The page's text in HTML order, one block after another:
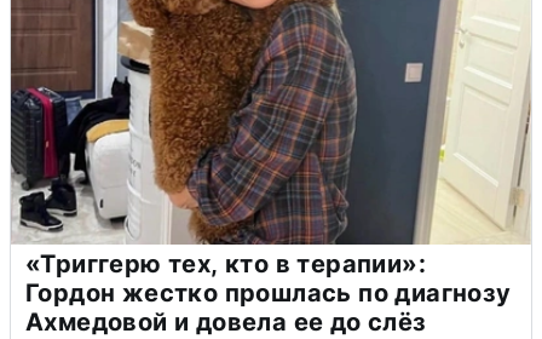
«Триггерю тех, кто в терапии»:
Гордон жестко прошлась по диагнозу
Ахмедовой и довела ее до слёз